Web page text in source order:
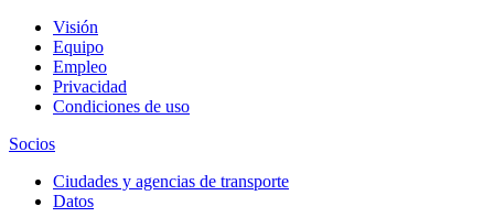
Visión
Equipo
Empleo
Privacidad
Condiciones de uso
Socios
Ciudades y agencias de transporte
Datos